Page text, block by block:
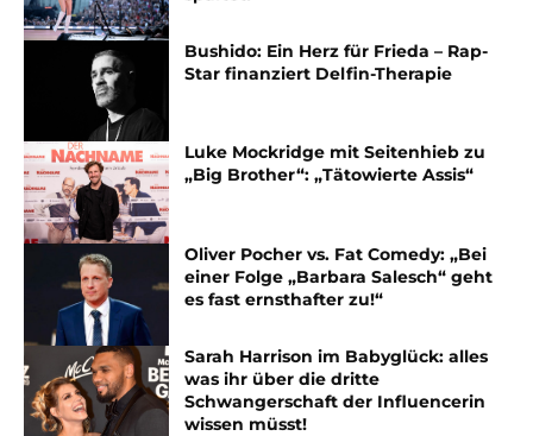
Bushido: Ein Herz für Frieda – Rap-
Star finanziert Delfin-Therapie
Luke Mockridge mit Seitenhieb zu
„Big Brother“: „Tätowierte Assis“
Oliver Pocher vs. Fat Comedy: „Bei
einer Folge „Barbara Salesch“ geht
es fast ernsthafter zu!“
Sarah Harrison im Babyglück: alles
was ihr über die dritte
Schwangerschaft der Influencerin
wissen müsst!